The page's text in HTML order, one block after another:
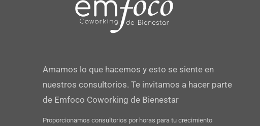
Amamos lo que hacemos y esto se siente en
nuestros consultorios. Te invitamos a hacer parte
de Emfoco Coworking de Bienestar
Proporcionamos consultorios por horas para tu crecimiento